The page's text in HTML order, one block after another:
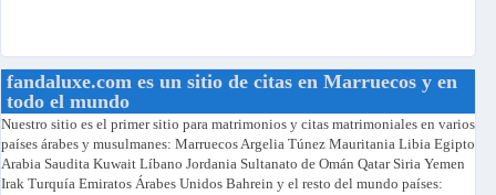
fandaluxe.com es un sitio de citas en Marruecos y en
todo el mundo
Nuestro sitio es el primer sitio para matrimonios y citas matrimoniales en varios
países árabes y musulmanes: Marruecos Argelia Túnez Mauritania Libia Egipto
Arabia Saudita Kuwait Líbano Jordania Sultanato de Omán Qatar Siria Yemen
Irak Turquía Emiratos Árabes Unidos Bahrein y el resto del mundo países: